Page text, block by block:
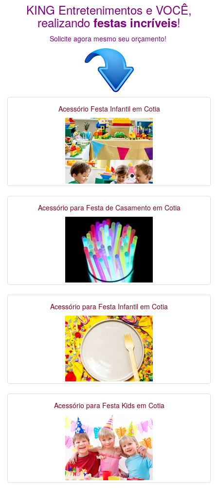
KING Entretenimentos e VOCÊ,
realizando festas incríveis!
Solicite agora mesmo seu orçamento!
Acessório Festa Infantil em Cotia
Acessório para Festa de Casamento em Cotia
Acessório para Festa Infantil em Cotia
Acessório para Festa Kids em Cotia